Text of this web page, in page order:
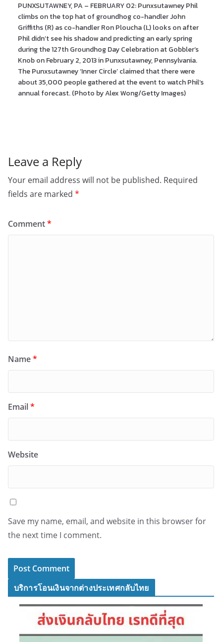
PUNXSUTAWNEY, PA – FEBRUARY 02: Punxsutawney Phil
climbs on the top hat of groundhog co-handler John
Griffiths (R) as co-handler Ron Ploucha (L) looks on after
Phil didn’t see his shadow and predicting an early spring
during the 127th Groundhog Day Celebration at Gobbler’s
Knob on February 2, 2013 in Punxsutawney, Pennsylvania.
The Punxsutawney ‘Inner Circle’ claimed that there were
about 35,000 people gathered at the event to watch Phil’s
annual forecast. (Photo by Alex Wong/Getty Images)
Leave a Reply
Your email address will not be published. Required
fields are marked *
Comment*
Name*
Email*
Website
Save my name, email, and website in this browser for
the next time I comment.
บริการโอนเงินจากต่างประเทศกลับไทย